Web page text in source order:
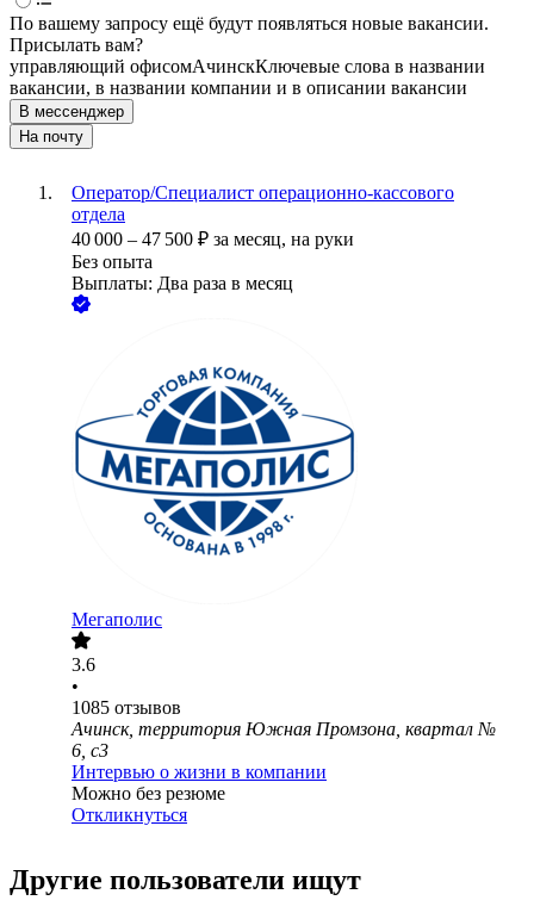
По вашему запросу ещё будут появляться новые вакансии.
Присылать вам?
управляющий офисомАчинскКлючевые слова в названии
вакансии, в названии компании и в описании вакансии
В мессенджер
На почту
Оператор/Специалист операционно-кассового
отдела
40 000 – 47 500 ₽ за месяц, на руки
Без опыта
Выплаты: Два раза в месяц
Мегаполис
3.6
•
1085 отзывов
Ачинск, территория Южная Промзона, квартал №
6, с3
Интервью о жизни в компании
Можно без резюме
Откликнуться
Другие пользователи ищут